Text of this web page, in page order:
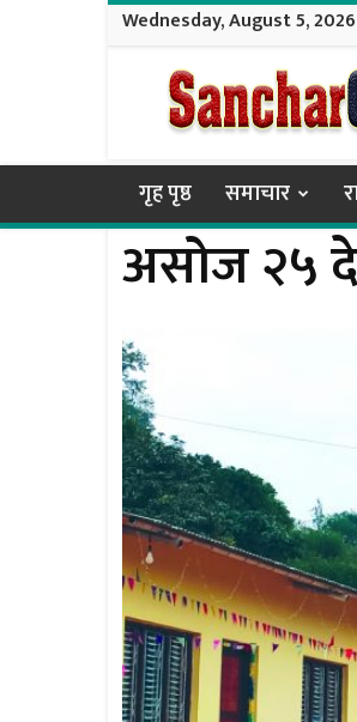
Wednesday, August 5, 2026
Sanchar
Online
गृह पृष्ठ समाचार
असोज २५